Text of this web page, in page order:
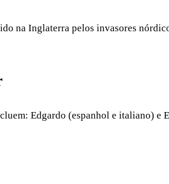
na Inglaterra pelos invasores
Edgardo (espanhol e italiano)